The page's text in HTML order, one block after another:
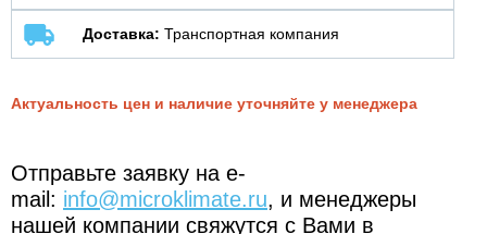
Доставка: Транспортная компания
Актуальность цен и наличие уточняйте у менеджера
Отправьте заявку на e-
mail: info@microklimate.ru, и менеджеры
нашей компании свяжутся с Вами в